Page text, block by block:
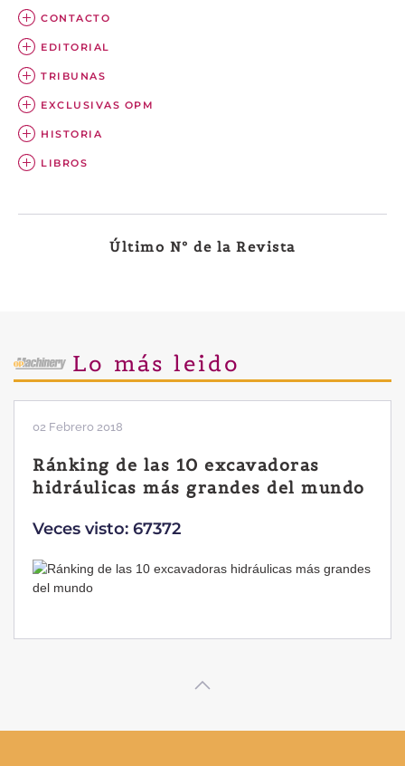
CONTACTO
EDITORIAL
TRIBUNAS
EXCLUSIVAS OPM
HISTORIA
LIBROS
Último Nº de la Revista
Lo más leido
02 Febrero 2018
Ránking de las 10 excavadoras
hidráulicas más grandes del mundo
Veces visto: 67372